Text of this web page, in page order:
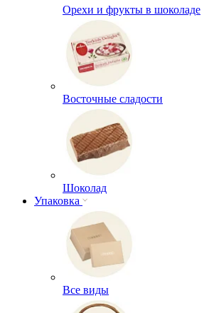
Орехи и фрукты в шоколаде
Восточные сладости
Шоколад
Упаковка
Все виды